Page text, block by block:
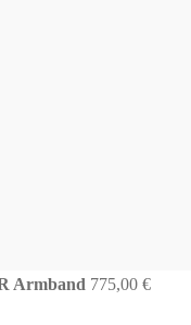
Armband 775,00 €